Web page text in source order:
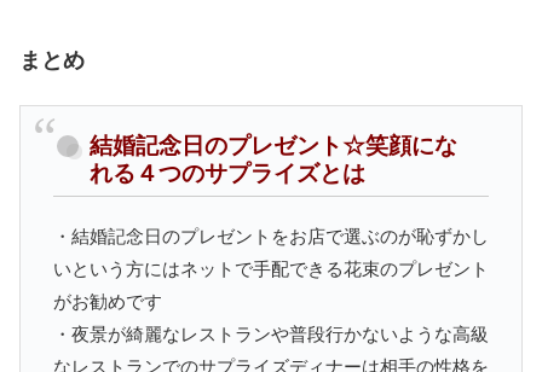
まとめ
結婚記念日のプレゼント☆笑顔にな
れる４つのサプライズとは
・結婚記念日のプレゼントをお店で選ぶのが恥ずかし
いという方にはネットで手配できる花束のプレゼント
がお勧めです
・夜景が綺麗なレストランや普段行かないような高級
なレストランでのサプライズディナーは相手の性格を